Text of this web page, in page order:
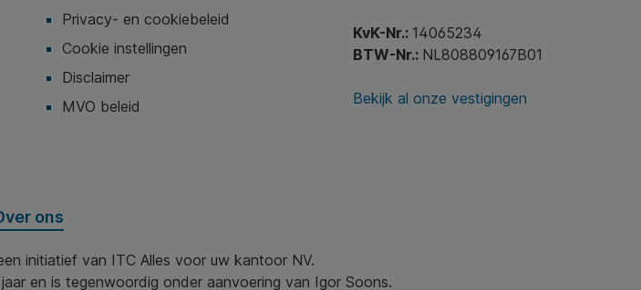
Privacy- en cookiebeleid
Cookie instellingen
Disclaimer
MVO beleid
KvK-Nr.: 14065234
BTW-Nr.: NL808809167B01
Bekijk al onze vestigingen
ons
initiatief van ITC Alles voor uw kantoor NV.
en is tegenwoordig onder aanvoering van Igor Soons.